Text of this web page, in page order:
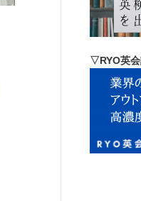
▽RYO英会